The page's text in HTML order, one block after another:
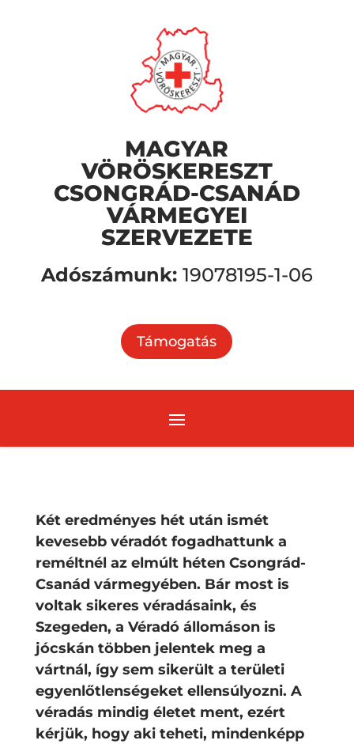
MAGYAR
VÖRÖSKERESZT
CSONGRÁD-CSANÁD
VÁRMEGYEI
SZERVEZETE
Adószámunk: 19078195-1-06
Támogatás
Két eredményes hét után ismét
kevesebb véradót fogadhattunk a
reméltnél az elmúlt héten Csongrád-
Csanád vármegyében. Bár most is
voltak sikeres véradásaink, és
Szegeden, a Véradó állomáson is
jócskán többen jelentek meg a
vártnál, így sem sikerült a területi
egyenlőtlenségeket ellensúlyozni. A
véradás mindig életet ment, ezért
kérjük, hogy aki teheti, mindenképp